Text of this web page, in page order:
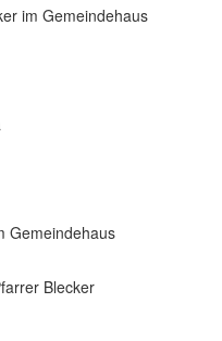
im Gemeindehaus
Gemeindehaus
Blecker